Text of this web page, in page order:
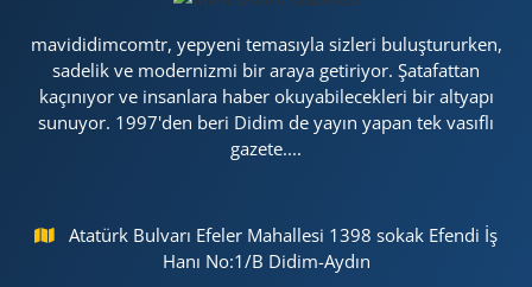
mavididimcomtr, yepyeni temasıyla sizleri buluştururken,
sadelik ve modernizmi bir araya getiriyor. Şatafattan
kaçınıyor ve insanlara haber okuyabilecekleri bir altyapı
sunuyor. 1997'den beri Didim de yayın yapan tek vasıflı
gazete....
Atatürk Bulvarı Efeler Mahallesi 1398 sokak Efendi İş
Hanı No:1/B Didim-Aydın